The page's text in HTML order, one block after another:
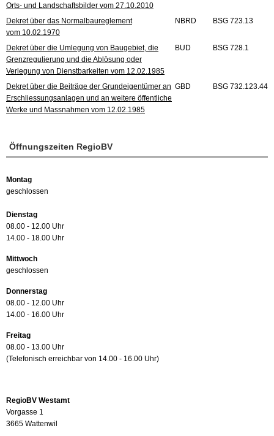
Orts- und Landschaftsbilder vom 27.10.2010
Dekret über das Normalbaureglement
vom 10.02.1970
NBRD BSG 723.13
Dekret über die Umlegung von Baugebiet, die
Grenzregulierung und die Ablösung oder
Verlegung von Dienstbarkeiten vom 12.02.1985
BUD BSG 728.1
Dekret über die Beiträge der Grundeigentümer an
Erschliessungsanlagen und an weitere öffentliche
Werke und Massnahmen vom 12.02.1985
GBD BSG 732.123.44
Öffnungszeiten RegioBV
Montag
geschlossen
Dienstag
08.00 - 12.00 Uhr
14.00 - 18.00 Uhr
Mittwoch
geschlossen
Donnerstag
08.00 - 12.00 Uhr
14.00 - 16.00 Uhr
Freitag
08.00 - 13.00 Uhr
(Telefonisch erreichbar von 14.00 - 16.00 Uhr)
RegioBV Westamt
Vorgasse 1
3665 Wattenwil